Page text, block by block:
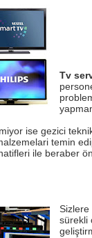
Tv
ise gezici
temin
ile beraber
Sizlere
sürekli